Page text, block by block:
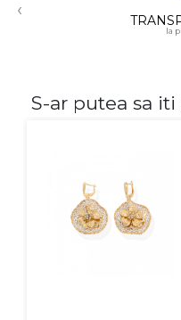
18K
Diamante
‹
la
S-ar putea sa iti